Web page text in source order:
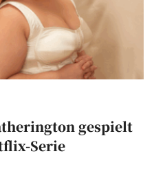
gespielt
Serie